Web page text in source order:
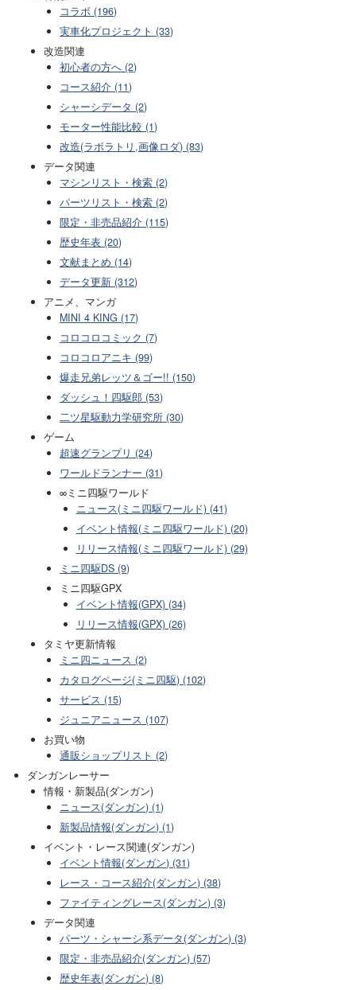
コラボ (196)
実車化プロジェクト (33)
改造関連
初心者の方へ (2)
コース紹介 (11)
シャーシデータ (2)
モーター性能比較 (1)
改造(ラボラトリ,画像ロダ) (83)
データ関連
マシンリスト・検索 (2)
パーツリスト・検索 (2)
限定・非売品紹介 (115)
歴史年表 (20)
文献まとめ (14)
データ更新 (312)
アニメ、マンガ
MINI 4 KING (17)
コロコロコミック (7)
コロコロアニキ (99)
爆走兄弟レッツ＆ゴー!! (150)
ダッシュ！四駆郎 (53)
二ツ星駆動力学研究所 (30)
ゲーム
超速グランプリ (24)
ワールドランナー (31)
∞ミニ四駆ワールド
ニュース(ミニ四駆ワールド) (41)
イベント情報(ミニ四駆ワールド) (20)
リリース情報(ミニ四駆ワールド) (29)
ミニ四駆DS (9)
ミニ四駆GPX
イベント情報(GPX) (34)
リリース情報(GPX) (26)
タミヤ更新情報
ミニ四ニュース (2)
カタログページ(ミニ四駆) (102)
サービス (15)
ジュニアニュース (107)
お買い物
通販ショップリスト (2)
ダンガンレーサー
情報・新製品(ダンガン)
ニュース(ダンガン) (1)
新製品情報(ダンガン) (1)
イベント・レース関連(ダンガン)
イベント情報(ダンガン) (31)
レース・コース紹介(ダンガン) (38)
ファイティングレース(ダンガン) (3)
データ関連
パーツ・シャーシ系データ(ダンガン) (3)
限定・非売品紹介(ダンガン) (57)
歴史年表(ダンガン) (8)